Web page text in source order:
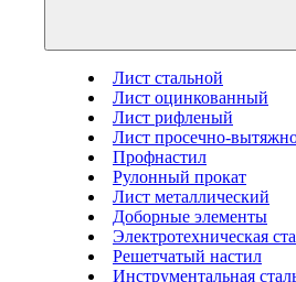
Лист стальной
Лист оцинкованный
Лист рифленый
Лист просечно-
Профнастил
Рулонный прокат
Лист металлический
Доборные элементы
Электротехническая
Решетчатый настил
Инструментальная